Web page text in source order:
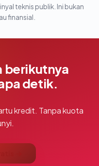
teknis publik. Ini bukan
finansial.
berikutnya
detik.
kredit. Tanpa kuota
→